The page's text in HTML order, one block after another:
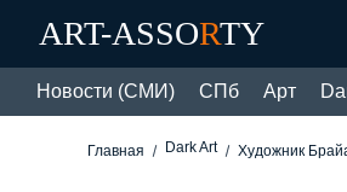
ART-ASSORTY
Новости (СМИ) СПб Арт
Главная Dark Art Художник